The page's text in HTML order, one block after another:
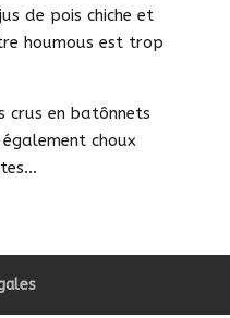
de pois chiche et
houmous est trop
crus en batônnets
choux